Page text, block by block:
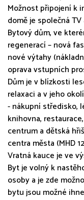
Možnost připojení k
domě je společná
Bytový dům, ve
regenerací – nová
nové výtahy
oprava vstupních
Dům je v blízkosti
relaxaci a v jeho
- nákupní středisko,
knihovna,
centrum a dětská
centra města (MHD
Vratná kauce je ve
Byt je volný k
osoby a je zde
bytu jsou možné